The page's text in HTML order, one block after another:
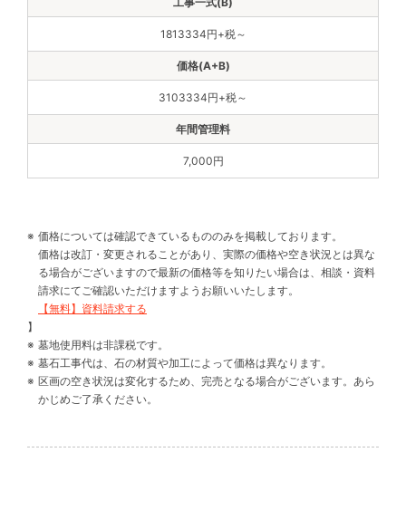
1813334円+税～
3103334円+税～
7,000円
価格については確認できているもののみを掲載しております。
価格は改訂・変更されることがあり、実際の価格や空き状況とは異な
る場合がございますので最新の価格等を知りたい場合は、相談・資料
請求にてご確認いただけますようお願いいたします。
【無料】資料請求する
】
墓地使用料は非課税です。
墓石工事代は、石の材質や加工によって価格は異なります。
区画の空き状況は変化するため、完売となる場合がございます。あら
かじめご了承ください。